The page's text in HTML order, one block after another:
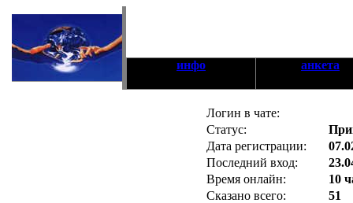
инфо анкета
Логин в чате:
Статус:
Дата регистрации:
Последний вход:
Время онлайн:
10
Сказано всего:
51